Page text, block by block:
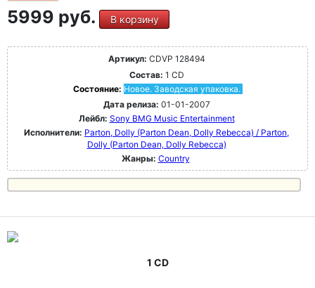
5999 руб. В корзину
Артикул: CDVP 128494
Состав: 1 CD
Состояние: Новое. Заводская упаковка.
Дата релиза: 01-01-2007
Лейбл: Sony BMG Music Entertainment
Исполнители: Parton, Dolly (Parton Dean, Dolly Rebecca) / Parton,
Dolly (Parton Dean, Dolly Rebecca)
Жанры: Country
1 CD